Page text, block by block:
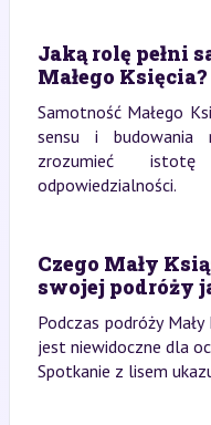
Jaką rolę pełni
Małego Księcia?
Samotność Małego
sensu i budowania
zrozumieć
odpowiedzialności.
Czego Mały
swojej podróży
Podczas podróży
jest niewidoczne dla
Spotkanie z lisem